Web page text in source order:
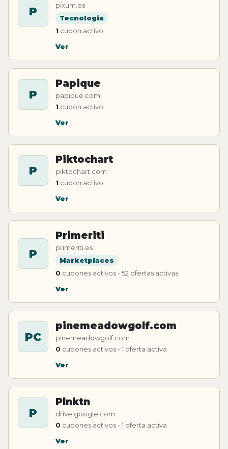
P
pixum.es
Tecnologia
1 cupon activo
Ver
P
Papique
papique.com
1 cupon activo
Ver
P
Piktochart
piktochart.com
1 cupon activo
Ver
P
Primeriti
primeriti.es
Marketplaces
0 cupones activos - 52 ofertas activas
Ver
PC
pinemeadowgolf.com
pinemeadowgolf.com
0 cupones activos - 1 oferta activa
Ver
P
Plnktn
drive.google.com
0 cupones activos - 1 oferta activa
Ver